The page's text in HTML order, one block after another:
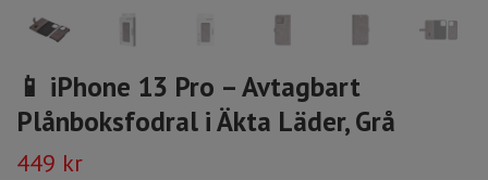
📱 iPhone 13 Pro – Avtagbart
Plånboksfodral i Äkta Läder, Grå
449 kr